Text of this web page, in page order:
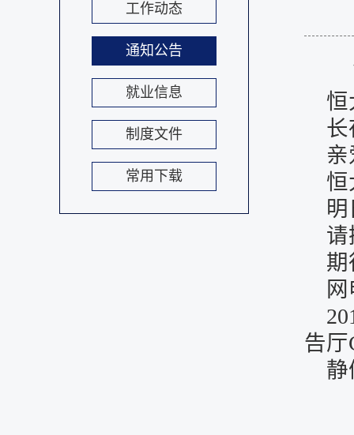
工作动态
通知公告
就业信息
制度文件
常用下载
恒
长
恒
请
期
告厅
静